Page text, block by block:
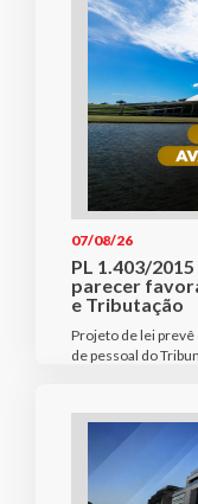
07/08/26
PL 1.403/
parecer
e Tributação
Projeto de lei
de pessoal do